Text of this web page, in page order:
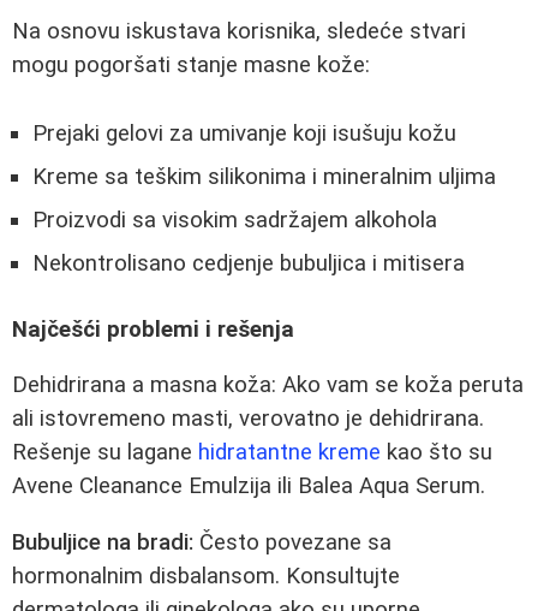
Na osnovu iskustava korisnika, sledeće stvari
mogu pogoršati stanje masne kože:
Prejaki gelovi za umivanje koji isušuju kožu
Kreme sa teškim silikonima i mineralnim uljima
Proizvodi sa visokim sadržajem alkohola
Nekontrolisano cedjenje bubuljica i mitisera
Najčešći problemi i rešenja
Dehidrirana a masna koža: Ako vam se koža peruta
ali istovremeno masti, verovatno je dehidrirana.
Rešenje su lagane hidratantne kreme kao što su
Avene Cleanance Emulzija ili Balea Aqua Serum.
Bubuljice na bradi: Često povezane sa
hormonalnim disbalansom. Konsultujte